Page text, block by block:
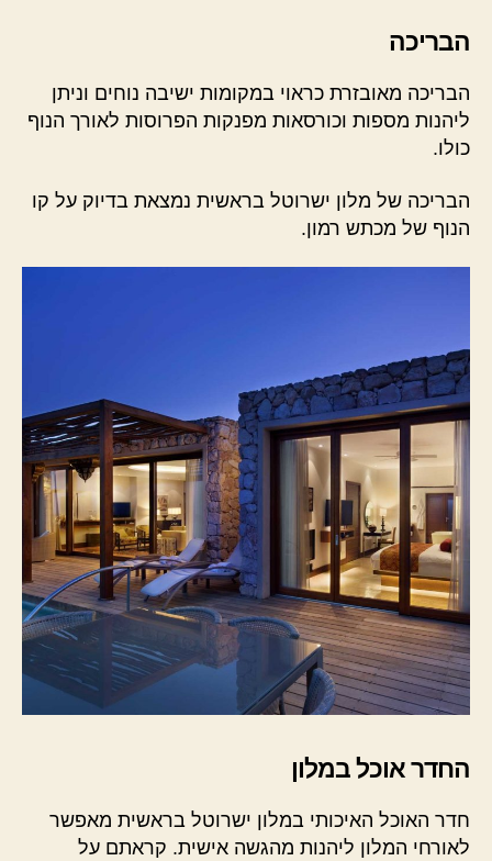
הבריכה
הבריכה מאובזרת כראוי במקומות ישיבה נוחים וניתן
ליהנות מספות וכורסאות מפנקות הפרוסות לאורך הנוף
כולו.
הבריכה של מלון ישרוטל בראשית נמצאת בדיוק על קו
הנוף של מכתש רמון.
החדר אוכל במלון
חדר האוכל האיכותי במלון ישרוטל בראשית מאפשר
לאורחי המלון ליהנות מהגשה אישית. קראתם על